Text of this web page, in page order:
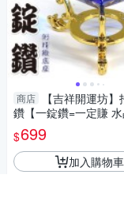
商店
【吉祥開運坊
鑽【一錠鑽=一定賺
約7.8cm含底座 多色可
擇】淨化 擇日
$699
加入購物車